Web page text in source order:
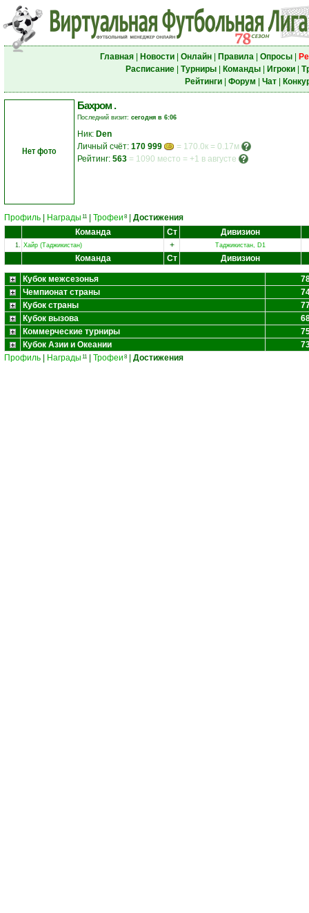
Главная| Новости| Онлайн| Правила| Опросы|
Расписание| Турниры| Команды| Игроки|
Рейтинги| Форум Чат|
Нет фото
Бахром .
Последний визит: сегодня в 6:06
Ник: Den
Личный счёт: 170 999
= 170.0к = 0.17м
Рейтинг: 563 = 1090 место = +1 в августе
Профиль Награды 11 Трофеи 8
Достижения
Команда
Ст Дивизион
1. Хайр (Таджикистан) + Таджикистан, D1
Команда Ст Дивизион
Кубок межсезонья
Чемпионат страны
Кубок страны
Кубок вызова
Коммерческие турниры
Кубок Азии и Океании
Профиль
Награды 11 Трофеи 8 Достижения